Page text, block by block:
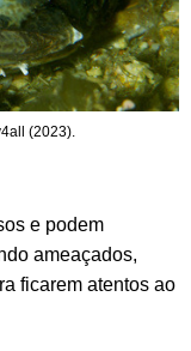
(2023).
e podem
ameaçados,
ficarem atentos ao